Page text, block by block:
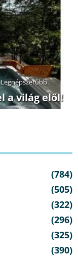
Legnépszerűbb
a világ elől!
(784)
(505)
(322)
(296)
(325)
(390)